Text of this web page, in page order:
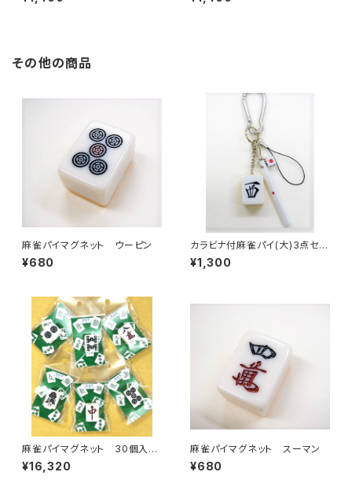
その他の商品
麻雀パイマグネット ウーピン
¥680
カラビナ付麻雀パイ(大)3点セッ
ト キーホルダー 【西】
¥1,300
麻雀パイマグネット 30個入り
セット 【コード：JA-635330】
¥16,320
麻雀パイマグネット スーマン
¥680